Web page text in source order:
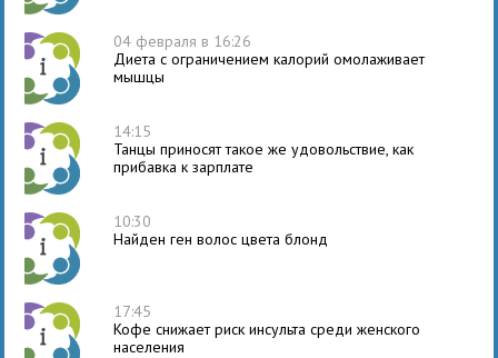
04 февраля в 16:26
Диета с ограничением калорий омолаживает
мышцы
14:15
Танцы приносят такое же удовольствие, как
прибавка к зарплате
10:30
Найден ген волос цвета блонд
17:45
Кофе снижает риск инсульта среди женского
населения